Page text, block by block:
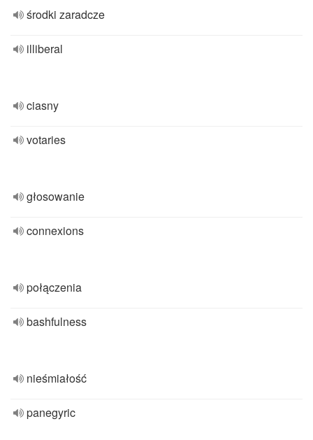
środki zaradcze
illiberal
ciasny
votaries
głosowanie
connexions
połączenia
bashfulness
nieśmiałość
panegyric